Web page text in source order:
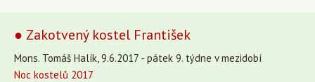
● Zakotvený kostel František
Mons. Tomáš Halík, 9.6.2017 - pátek 9. týdne v mezidobí
Noc kostelů 2017